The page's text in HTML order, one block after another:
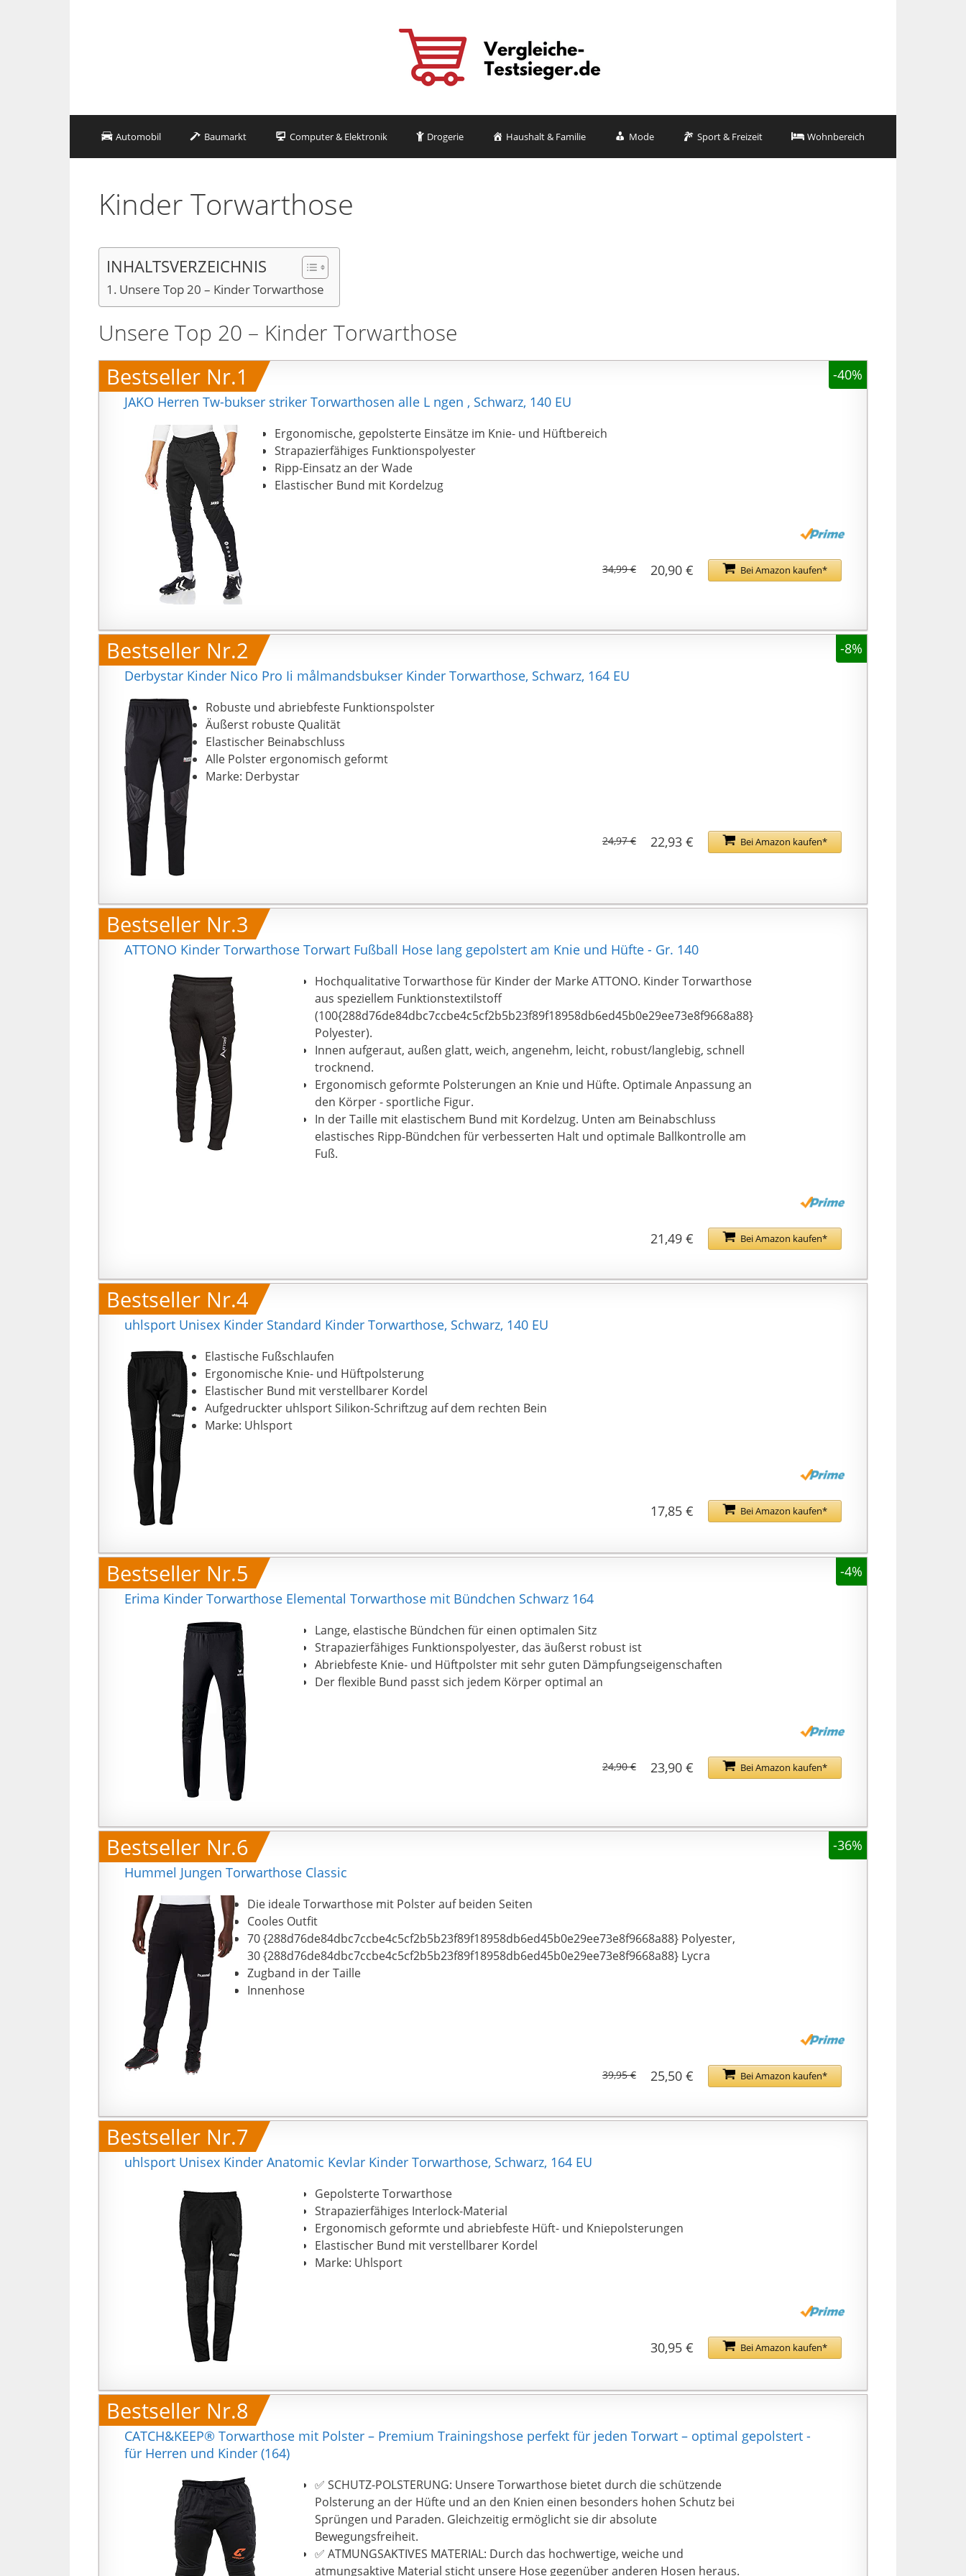
Automobil Baumarkt Computer & Elektronik Drogerie Haushalt & Familie Mode Sport & Freizeit Wohnbereich
Kinder Torwarthose
INHALTSVERZEICHNIS
Unsere Top 20 – Kinder Torwarthose
Unsere Top 20 – Kinder Torwarthose
Bestseller Nr.1
-40%
JAKO Herren Tw-bukser striker Torwarthosen alle L ngen , Schwarz, 140 EU
Ergonomische, gepolsterte Einsätze im Knie- und Hüftbereich
Strapazierfähiges Funktionspolyester
Ripp-Einsatz an der Wade
Elastischer Bund mit Kordelzug
Bei Amazon kaufen*
20,90 €
34,99 €
Bestseller Nr.2
-8%
Derbystar Kinder Nico Pro Ii målmandsbukser Kinder Torwarthose, Schwarz, 164 EU
Robuste und abriebfeste Funktionspolster
Äußerst robuste Qualität
Elastischer Beinabschluss
Alle Polster ergonomisch geformt
Marke: Derbystar
Bei Amazon kaufen*
22,93 €
24,97 €
Bestseller Nr.3
ATTONO Kinder Torwarthose Torwart Fußball Hose lang gepolstert am Knie und Hüfte - Gr. 140
Hochqualitative Torwarthose für Kinder der Marke ATTONO. Kinder Torwarthose
aus speziellem Funktionstextilstoff
(100{288d76de84dbc7ccbe4c5cf2b5b23f89f18958db6ed45b0e29ee73e8f9668a88}
Polyester).
Innen aufgeraut, außen glatt, weich, angenehm, leicht, robust/langlebig, schnell
trocknend.
Ergonomisch geformte Polsterungen an Knie und Hüfte. Optimale Anpassung an
den Körper - sportliche Figur.
In der Taille mit elastischem Bund mit Kordelzug. Unten am Beinabschluss
elastisches Ripp-Bündchen für verbesserten Halt und optimale Ballkontrolle am
Fuß.
Bei Amazon kaufen*
21,49 €
Bestseller Nr.4
uhlsport Unisex Kinder Standard Kinder Torwarthose, Schwarz, 140 EU
Elastische Fußschlaufen
Ergonomische Knie- und Hüftpolsterung
Elastischer Bund mit verstellbarer Kordel
Aufgedruckter uhlsport Silikon-Schriftzug auf dem rechten Bein
Marke: Uhlsport
Bei Amazon kaufen*
17,85 €
Bestseller Nr.5
-4%
Erima Kinder Torwarthose Elemental Torwarthose mit Bündchen Schwarz 164
Lange, elastische Bündchen für einen optimalen Sitz
Strapazierfähiges Funktionspolyester, das äußerst robust ist
Abriebfeste Knie- und Hüftpolster mit sehr guten Dämpfungseigenschaften
Der flexible Bund passt sich jedem Körper optimal an
Bei Amazon kaufen*
23,90 €
24,90 €
Bestseller Nr.6
-36%
Hummel Jungen Torwarthose Classic
Die ideale Torwarthose mit Polster auf beiden Seiten
Cooles Outfit
70 {288d76de84dbc7ccbe4c5cf2b5b23f89f18958db6ed45b0e29ee73e8f9668a88} Polyester,
30 {288d76de84dbc7ccbe4c5cf2b5b23f89f18958db6ed45b0e29ee73e8f9668a88} Lycra
Zugband in der Taille
Innenhose
Bei Amazon kaufen*
25,50 €
39,95 €
Bestseller Nr.7
uhlsport Unisex Kinder Anatomic Kevlar Kinder Torwarthose, Schwarz, 164 EU
Gepolsterte Torwarthose
Strapazierfähiges Interlock-Material
Ergonomisch geformte und abriebfeste Hüft- und Kniepolsterungen
Elastischer Bund mit verstellbarer Kordel
Marke: Uhlsport
Bei Amazon kaufen*
30,95 €
Bestseller Nr.8
CATCH&KEEP® Torwarthose mit Polster – Premium Trainingshose perfekt für jeden Torwart – optimal gepolstert -
für Herren und Kinder (164)
✅ SCHUTZ-POLSTERUNG: Unsere Torwarthose bietet durch die schützende
Polsterung an der Hüfte und an den Knien einen besonders hohen Schutz bei
Sprüngen und Paraden. Gleichzeitig ermöglicht sie dir absolute
Bewegungsfreiheit.
✅ ATMUNGSAKTIVES MATERIAL: Durch das hochwertige, weiche und
atmungsaktive Material sticht unsere Hose gegenüber anderen Hosen heraus.